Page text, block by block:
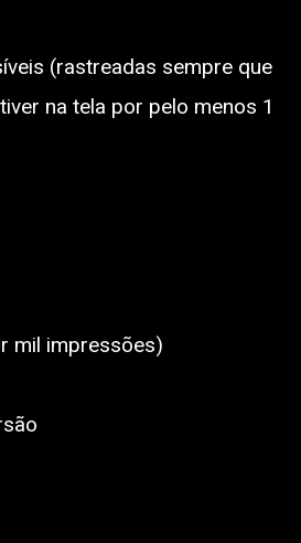
(rastreadas sempre que
na tela por pelo menos 1
mil impressões)